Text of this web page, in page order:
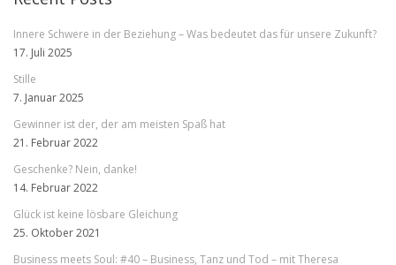
Innere Schwere in der Beziehung – Was bedeutet das für unsere Zukunft?
17. Juli 2025
Stille
7. Januar 2025
Gewinner ist der, der am meisten Spaß hat
21. Februar 2022
Geschenke? Nein, danke!
14. Februar 2022
Glück ist keine lösbare Gleichung
25. Oktober 2021
Business meets Soul: #40 – Business, Tanz und Tod – mit Theresa